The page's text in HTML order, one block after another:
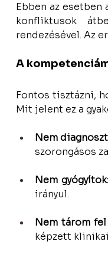
Ebben az esetben
konfliktusok
rendezésével. Az
A
Fontos tisztázni,
Mit jelent ez a
Nem
szorongásos
Nem gyógyítok:
irányul.
Nem tárom fel
képzett